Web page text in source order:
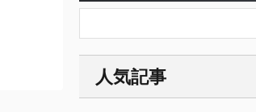
人気記事